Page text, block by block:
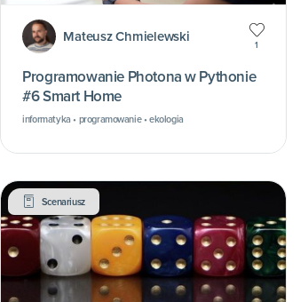
Mateusz Chmielewski
1
Programowanie Photona w Pythonie
#6 Smart Home
informatyka • programowanie • ekologia
Scenariusz